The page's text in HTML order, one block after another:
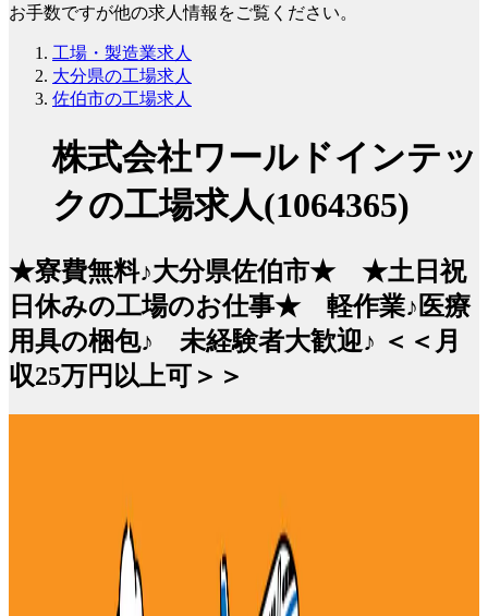
お手数ですが他の求人情報をご覧ください。
工場・製造業求人
大分県の工場求人
佐伯市の工場求人
株式会社ワールドインテッ
クの工場求人(1064365)
★寮費無料♪大分県佐伯市★ ★土日祝
日休みの工場のお仕事★ 軽作業♪医療
用具の梱包♪ 未経験者大歓迎♪ ＜＜月
収25万円以上可＞＞